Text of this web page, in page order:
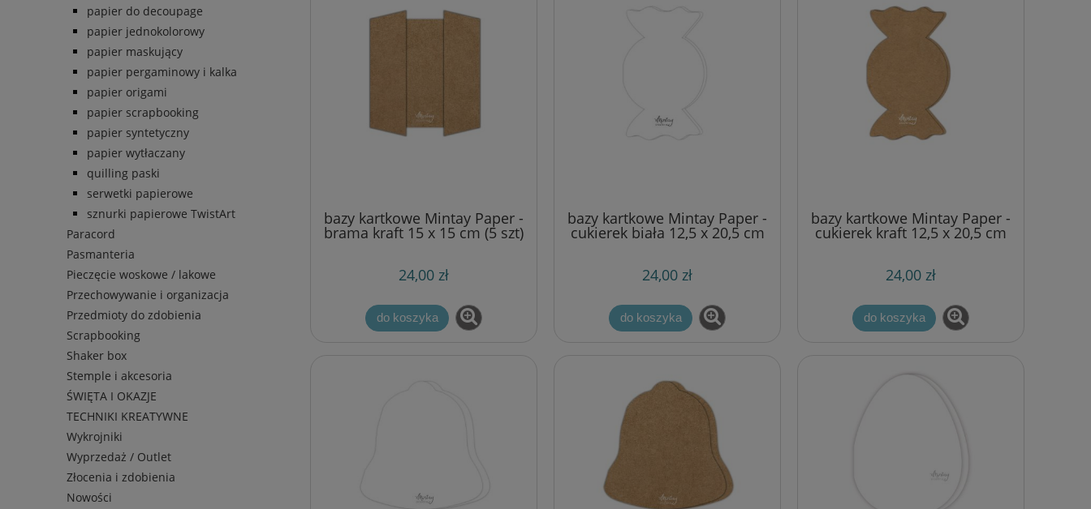
papier do decoupage
papier jednokolorowy
papier maskujący
papier pergaminowy i kalka
papier origami
papier scrapbooking
papier syntetyczny
papier wytłaczany
quilling paski
serwetki papierowe
sznurki papierowe TwistArt
Paracord
Pasmanteria
Pieczęcie woskowe / lakowe
Przechowywanie i organizacja
Przedmioty do zdobienia
Scrapbooking
Shaker box
Stemple i akcesoria
ŚWIĘTA I OKAZJE
TECHNIKI KREATYWNE
Wykrojniki
Wyprzedaż / Outlet
Złocenia i zdobienia
Nowości
bazy kartkowe Mintay Paper -
brama kraft 15 x 15 cm (5 szt)
24,00 zł
do koszyka
bazy kartkowe Mintay Paper -
cukierek biała 12,5 x 20,5 cm
24,00 zł
do koszyka
bazy kartkowe Mintay Paper -
cukierek kraft 12,5 x 20,5 cm
24,00 zł
do koszyka